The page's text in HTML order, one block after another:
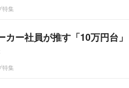
特集
カー社員が推す「10万円台」
特集